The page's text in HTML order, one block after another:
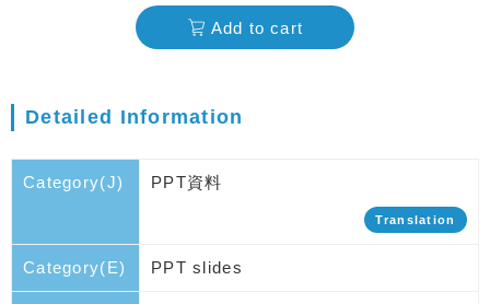
Add to cart
Detailed Information
Category(J) PPT資料
Translation
Category(E) PPT slides